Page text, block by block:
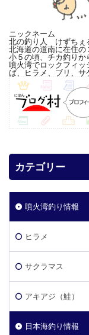
ニックネーム
北の釣り人 けずちぇ
北海道の道南に在住の
小５の頃、チカ釣り
噴火湾でロックフィ
ば、ヒラメ、ブリ、サ
カテゴリー
噴火湾釣り情報
ヒラメ
サクラマス
アキアジ（鮭）
日本海釣り情報